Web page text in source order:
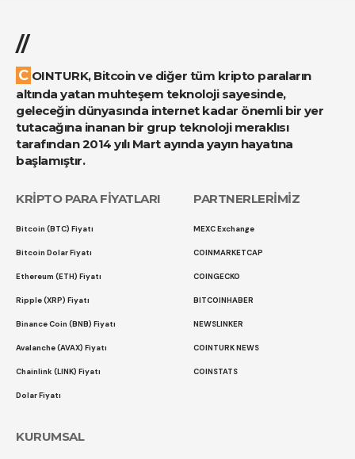
//
COINTURK, Bitcoin ve diğer tüm kripto paraların
altında yatan muhteşem teknoloji sayesinde,
geleceğin dünyasında internet kadar önemli bir yer
tutacağına inanan bir grup teknoloji meraklısı
tarafından 2014 yılı Mart ayında yayın hayatına
başlamıştır.
KRİPTO PARA FİYATLARI
Bitcoin (BTC) Fiyatı
Bitcoin Dolar Fiyatı
Ethereum (ETH) Fiyatı
Ripple (XRP) Fiyatı
Binance Coin (BNB) Fiyatı
Avalanche (AVAX) Fiyatı
Chainlink (LINK) Fiyatı
Dolar Fiyatı
PARTNERLERİMİZ
MEXC Exchange
COINMARKETCAP
COINGECKO
BITCOINHABER
NEWSLINKER
COINTURK NEWS
COINSTATS
KURUMSAL